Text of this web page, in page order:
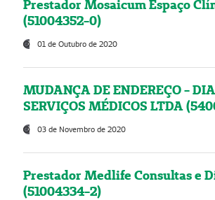
Prestador Mosaicum Espaço
(51004352-0)
01 de Outubro de 2020
MUDANÇA DE ENDEREÇO -
SERVIÇOS MÉDICOS LTDA
03 de Novembro de 2020
Prestador Medlife Consultas e
(51004334-2)